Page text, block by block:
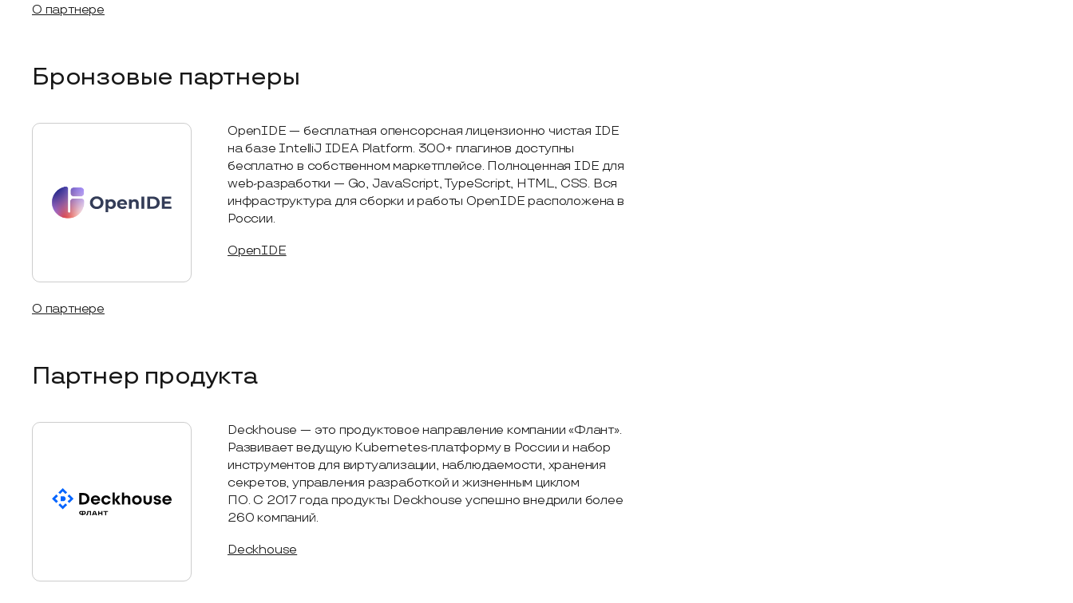
О партнере
Бронзовые партнеры
OpenIDE — бесплатная опенсорсная лицензионно чистая IDE
на базе IntelliJ IDEA Platform. 300+ плагинов доступны
бесплатно в собственном маркетплейсе. Полноценная IDE для
web-разработки — Go, JavaScript, TypeScript, HTML, CSS. Вся
инфраструктура для сборки и работы OpenIDE расположена в
России.
ОpenIDE
О партнере
Партнер продукта
Deckhouse — это продуктовое направление компании «Флант».
Развивает ведущую Kubernetes-платформу в России и набор
инструментов для виртуализации, наблюдаемости, хранения
секретов, управления разработкой и жизненным циклом
ПО. С 2017 года продукты Deckhouse успешно внедрили более
260 компаний.
Deckhouse